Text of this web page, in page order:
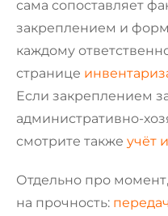
сама сопоставляет
закреплением и
каждому
странице
Если закреплением
административно-
смотрите также учёт
Отдельно про
на прочность: